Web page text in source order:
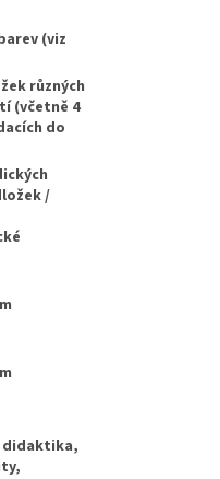
(viz
různých
(včetně 4
do
/
didaktika,